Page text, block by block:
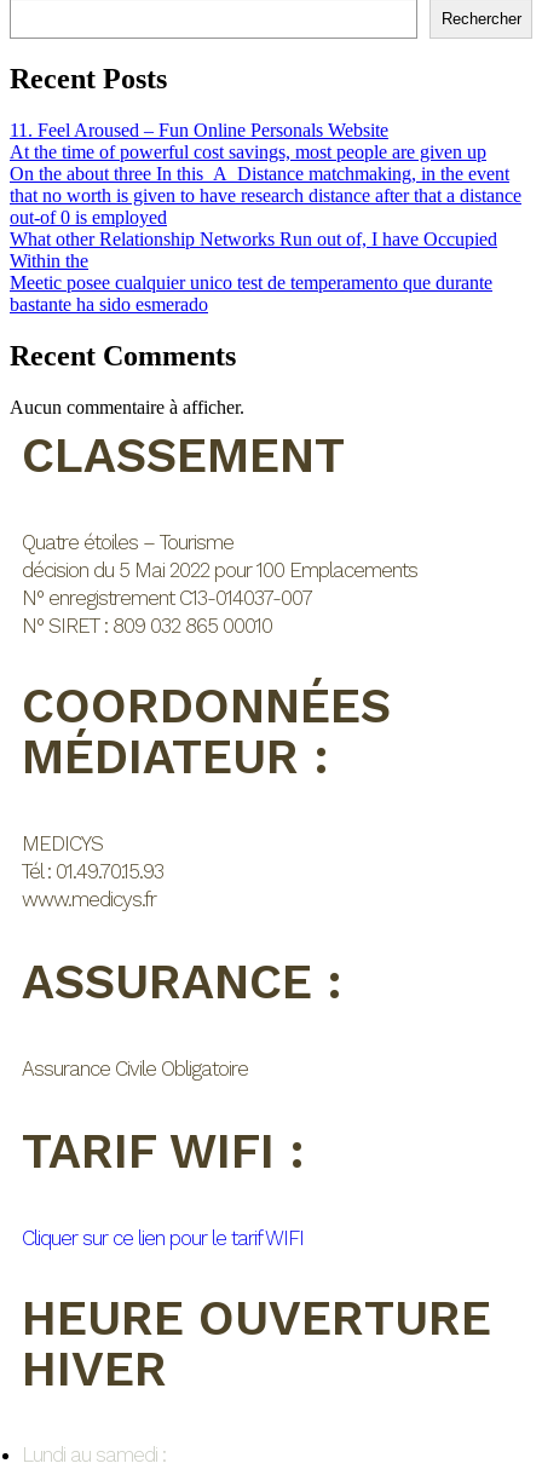
Rechercher
Recent Posts
11. Feel Aroused – Fun Online Personals Website
At the time of powerful cost savings, most people are given up
On the about three In this_A_Distance matchmaking, in the event
that no worth is given to have research distance after that a distance
out-of 0 is employed
What other Relationship Networks Run out of, I have Occupied
Within the
Meetic posee cualquier unico test de temperamento que durante
bastante ha sido esmerado
Recent Comments
Aucun commentaire à afficher.
CLASSEMENT
Quatre étoiles – Tourisme
décision du 5 Mai 2022 pour 100 Emplacements
N° enregistrement C13-014037-007
N° SIRET : 809 032 865 00010
COORDONNÉES
MÉDIATEUR :
MEDICYS
Tél : 01.49.70.15.93
www.medicys.fr
ASSURANCE :
Assurance Civile Obligatoire
TARIF WIFI :
Cliquer sur ce lien pour le tarif WIFI
HEURE OUVERTURE
HIVER
Lundi au samedi :